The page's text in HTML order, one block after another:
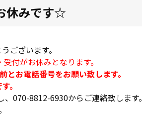
休みです☆
ございます。
付がお休みとなります。
お電話番号をお願い致します。
。
070-8812-6930からご連絡致します。